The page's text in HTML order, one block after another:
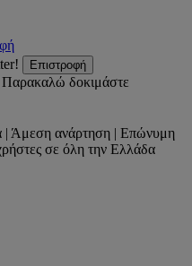
Επιστροφή
δοκιμάστε
| Άμεση ανάρτηση | Επώνυμη
σε όλη την Ελλάδα